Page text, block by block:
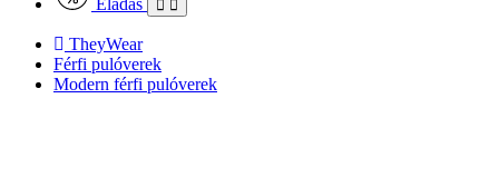
Eladás
TheyWear
Férfi pulóverek
Modern férfi pulóverek